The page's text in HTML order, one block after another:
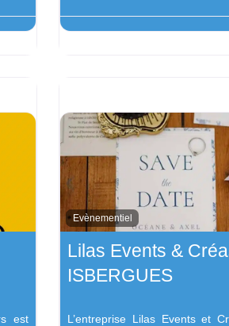
est
Evènementiel
Lilas Events &
ISBERGUES
L’entreprise Lilas Events et